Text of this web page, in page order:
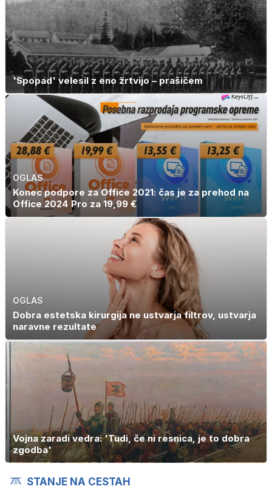
'Spopad' velesil z eno žrtvijo – prašičem
OGLAS
Konec podpore za Office 2021: čas je za prehod na
Office 2024 Pro za 19,99 €
OGLAS
Dobra estetska kirurgija ne ustvarja filtrov, ustvarja
naravne rezultate
Vojna zaradi vedra: 'Tudi, če ni resnica, je to dobra
zgodba'
STANJE NA CESTAH